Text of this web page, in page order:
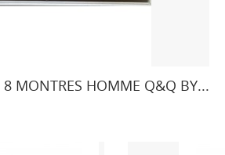
8 MONTRES HOMME Q&Q BY...